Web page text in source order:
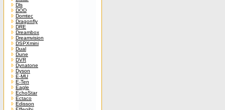
Dls
DOD
Domtec
Dragonfly
DRE
Dreambox
Dreamvision
DSPXmini
Dual
Dune
DVR
Dynatone
Dyson
E-MU
E-Ten
Eagle
EchoStar
Ectaco
Edisson